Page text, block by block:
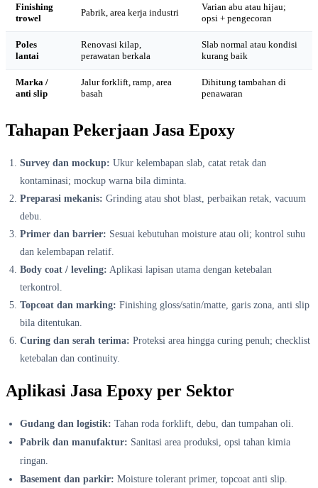
Finishing
trowel
Pabrik, area kerja industri
Varian abu atau hijau;
opsi + pengecoran
Poles
lantai
Renovasi kilap,
perawatan berkala
Slab normal atau kondisi
kurang baik
Marka /
anti slip
Jalur forklift, ramp, area
basah
Dihitung tambahan di
penawaran
Tahapan Pekerjaan Jasa Epoxy
Survey dan mockup: Ukur kelembapan slab, catat retak dan
kontaminasi; mockup warna bila diminta.
Preparasi mekanis: Grinding atau shot blast, perbaikan retak, vacuum
debu.
Primer dan barrier: Sesuai kebutuhan moisture atau oli; kontrol suhu
dan kelembapan relatif.
Body coat / leveling: Aplikasi lapisan utama dengan ketebalan
terkontrol.
Topcoat dan marking: Finishing gloss/satin/matte, garis zona, anti slip
bila ditentukan.
Curing dan serah terima: Proteksi area hingga curing penuh; checklist
ketebalan dan continuity.
Aplikasi Jasa Epoxy per Sektor
Gudang dan logistik: Tahan roda forklift, debu, dan tumpahan oli.
Pabrik dan manufaktur: Sanitasi area produksi, opsi tahan kimia
ringan.
Basement dan parkir: Moisture tolerant primer, topcoat anti slip.